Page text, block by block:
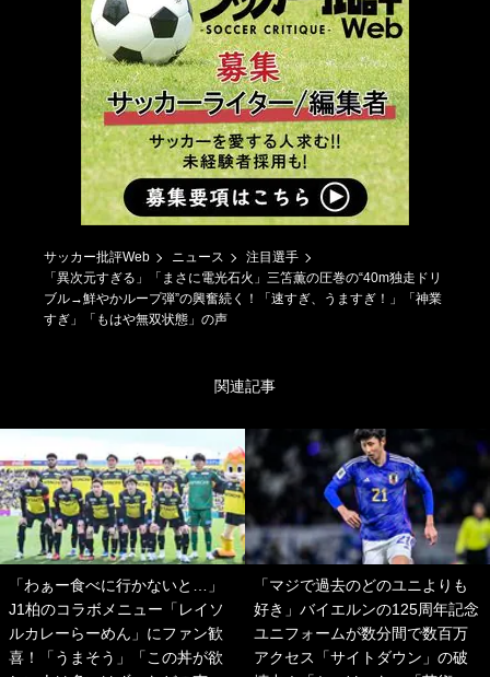
サッカー批評Web ニュース
注目選手
「異次元すぎる」「まさに電光石火」三笘薫の圧巻の“40m独走ドリ
ブル→鮮やかループ弾”の興奮続く！「速すぎ、うますぎ！」「神業
すぎ」「もはや無双状態」の声
関連記事
「わぁー食べに行かないと…」
J1柏のコラボメニュー「レイソ
ルカレーらーめん」にファン歓
喜！「うまそう」「この丼が欲
「マジで過去のどのユニよりも
好き」バイエルンの125周年記念
ユニフォームが数分間で数百万
アクセス「サイトダウン」の破